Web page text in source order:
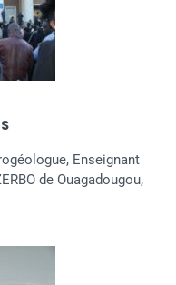
Enseignant
de Ouagadougou,